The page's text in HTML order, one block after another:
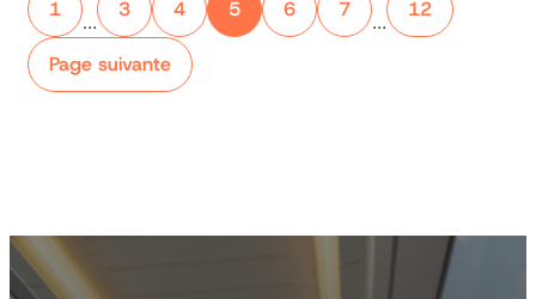
1
…
3 4 5 6 7
…
12
Page suivante